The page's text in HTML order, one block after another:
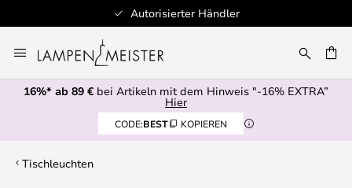
Autorisierter Händler
Inhalt
springen
16%* ab 89 € bei Artikeln mit dem Hinweis "-16% EXTRA”
Hier
CODE:BEST KOPIEREN
Tischleuchten